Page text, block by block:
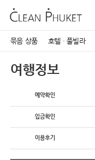
묶음 상품 호텔 · 풀빌라
여행정보
예약확인
입금확인
이용후기